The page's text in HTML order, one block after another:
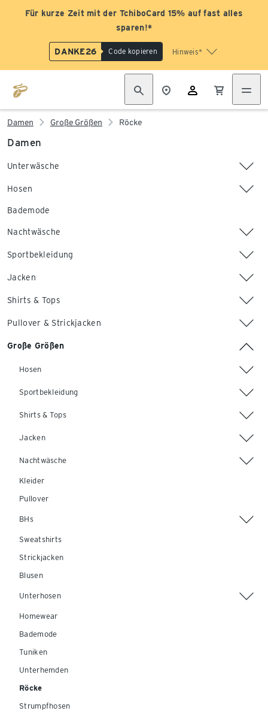
Für kurze Zeit mit der TchiboCard 15% auf fast alles
sparen!*
DANKE26 Code kopieren Hinweis*
Damen Große Größen Röcke
Damen
Unterwäsche
Hosen
Bademode
Nachtwäsche
Sportbekleidung
Jacken
Shirts & Tops
Pullover & Strickjacken
Große Größen
Hosen
Sportbekleidung
Shirts & Tops
Jacken
Nachtwäsche
Kleider
Pullover
BHs
Sweatshirts
Strickjacken
Blusen
Unterhosen
Homewear
Bademode
Tuniken
Unterhemden
Röcke
Strumpfhosen